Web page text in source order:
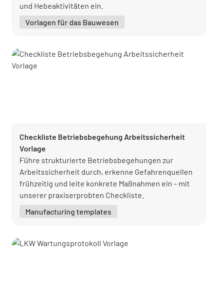
und Hebeaktivitäten ein.
Vorlagen für das Bauwesen
Checkliste Betriebsbegehung Arbeitssicherheit
Vorlage
Führe strukturierte Betriebsbegehungen zur
Arbeitssicherheit durch, erkenne Gefahrenquellen
frühzeitig und leite konkrete Maßnahmen ein – mit
unserer praxiserprobten Checkliste.
Manufacturing templates